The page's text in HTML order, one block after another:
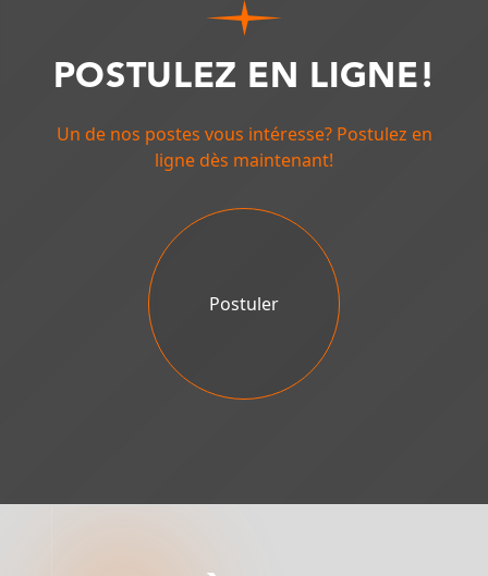
POSTULEZ EN LIGNE!
Un de nos postes vous intéresse? Postulez en
ligne dès maintenant!
Postuler